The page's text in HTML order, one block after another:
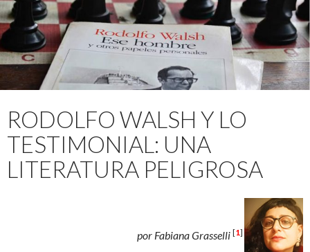
RODOLFO WALSH Y LO
TESTIMONIAL: UNA
LITERATURA PELIGROSA
por Fabiana Grasselli [1]